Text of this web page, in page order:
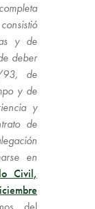
y de
deber
de
y de
y
de
en
Civil,